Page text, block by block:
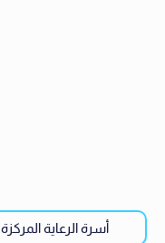
أسرة الرعاية المركزة